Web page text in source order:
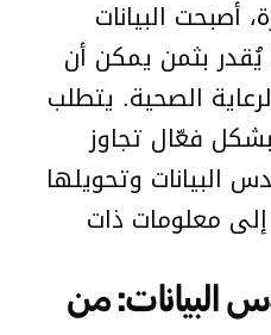
أصبحت البيانات
يُقدر بثمن يمكن أن
الصحية. يتطلب
فعّال تجاوز
البيانات وتحويلها
معلومات ذات
البيانات: من